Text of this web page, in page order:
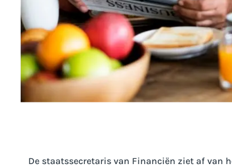
De staatssecretaris van Financiën ziet af van